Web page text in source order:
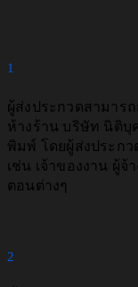
1
ผู้ส่งประกวดสามาร
ห้างร้าน บริษัท นิติบุ
พิมพ์ โดยผู้ส่งประก
เช่น เจ้าของงาน ผู้
ตอนต่างๆ
2